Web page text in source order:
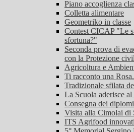
Piano accoglienza
Colletta alimentare
Geometriko in classe
Contest CICAP "Le
sfortuna?"
Seconda prova di
con la Protezione
Agricoltura e
Ti racconto una
Tradizionale sfilata
La Scuola aderisce
Consegna dei
Visita alla Cimolai di
ITS Agrifood